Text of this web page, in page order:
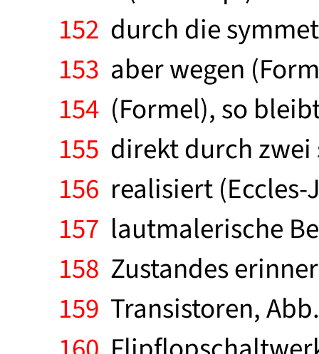
152 durch die
153 aber wegen
154 (Formel), so
155 direkt durch zwei
156 realisiert
157 lautmalerische
158 Zustandes
159 Transistoren,